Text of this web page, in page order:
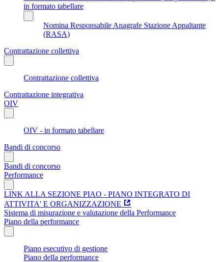
in formato tabellare
Nomina Responsabile Anagrafe Stazione Appaltante
(RASA)
Contrattazione collettiva
Contrattazione collettiva
Contrattazione integrativa
OIV
OIV - in formato tabellare
Bandi di concorso
Bandi di concorso
Performance
LINK ALLA SEZIONE PIAO - PIANO INTEGRATO DI
ATTIVITA' E ORGANIZZAZIONE
Sistema di misurazione e valutazione della Performance
Piano della performance
Piano esecutivo di gestione
Piano della performance